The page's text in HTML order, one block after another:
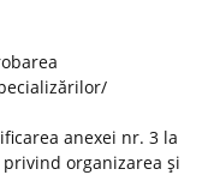
anexei nr. 3 la
organizarea şi